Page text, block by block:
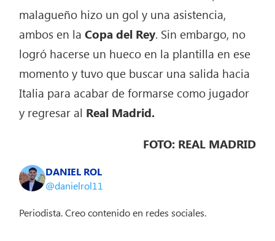
malagueño hizo un gol y una asistencia,
ambos en laCopa del Rey. Sin embargo, no
logró hacerse un hueco en la plantilla en ese
momento y tuvo que buscar una salida hacia
Italia para acabar de formarse como jugador
y regresar al Real Madrid.
FOTO: REAL MADRID
DANIEL ROL
@danielrol11
Periodista. Creo contenido en redes sociales.